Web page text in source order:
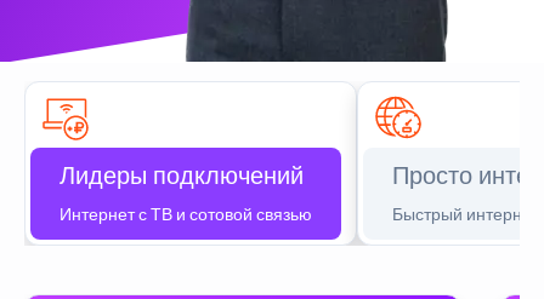
Лидеры подключений
Интернет с ТВ и сотовой связью
Просто
Быстрый интернет